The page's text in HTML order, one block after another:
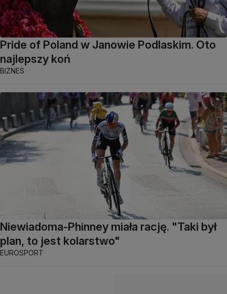
Pride of Poland w Janowie Podlaskim. Oto
najlepszy koń
BIZNES
Niewiadoma-Phinney miała rację. "Taki był
plan, to jest kolarstwo"
EUROSPORT